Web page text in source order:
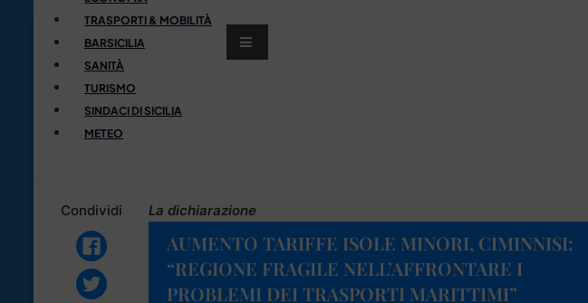
TRASPORTI & MOBILITÀ
BARSICILIA
SANITÀ
TURISMO
SINDACI DI SICILIA
METEO
Condividi La dichiarazione
AUMENTO TARIFFE ISOLE MINORI, CIMINNISI:
“REGIONE FRAGILE NELL’AFFRONTARE I
PROBLEMI DEI TRASPORTI MARITTIMI”